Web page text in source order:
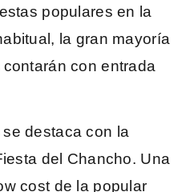
populares en la
la gran mayoría
con entrada
destaca con la
del Chancho. Una
cost de la popular